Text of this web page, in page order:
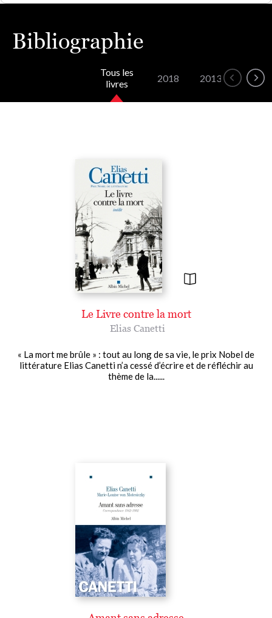
Bibliographie
Tous les
livres
2018 2013 2009
Le Livre contre la mort
Elias Canetti
« La mort me brûle » : tout au long de sa vie, le prix Nobel de
littérature Elias Canetti n’a cessé d’écrire et de réfléchir au
thème de la......